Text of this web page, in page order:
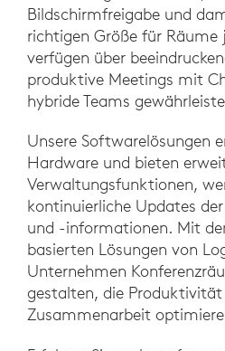
Bildschirmfreigabe und
richtigen Größe für Räume
verfügen über
produktive Meetings mit
hybride Teams
Unsere Softwarelösungen
Hardware und bieten
Verwaltungsfunktionen,
kontinuierliche Updates
und -informationen. Mit
basierten Lösungen von
Unternehmen
gestalten, die Produktivität
Zusammenarbeit